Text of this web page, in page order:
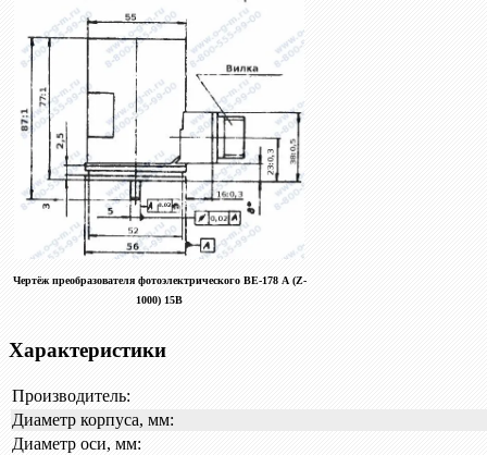
Чертёж преобразователя фотоэлектрического ВЕ-178 А (Z-
1000) 15В
Характеристики
Производитель:
Диаметр корпуса, мм:
Диаметр оси, мм: